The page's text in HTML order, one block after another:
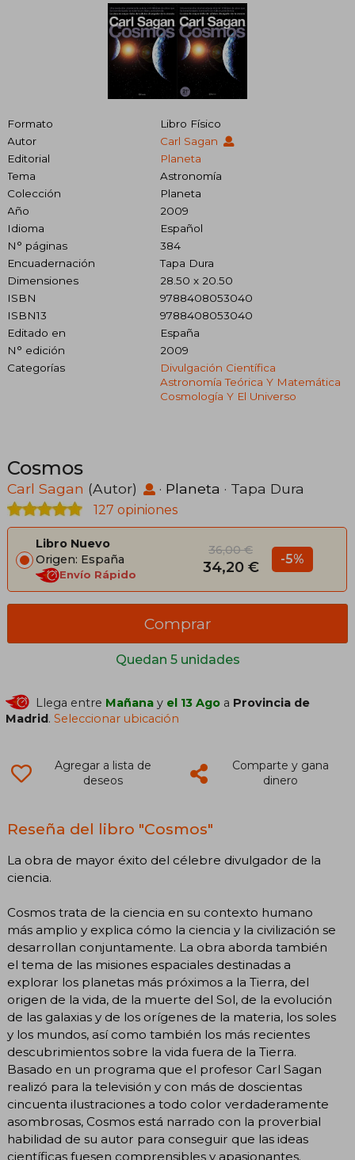
Formato
Libro Físico
Autor
Carl Sagan
Editorial
Planeta
Tema
Astronomía
Colección
Planeta
Año
2009
Idioma
Español
N° páginas
384
Encuadernación
Tapa Dura
Dimensiones
28.50 x 20.50
ISBN
9788408053040
ISBN13
9788408053040
Editado en
España
N° edición
2009
Categorías
Divulgación Científica
Astronomía Teórica Y Matemática
Cosmología Y El Universo
Cosmos
Carl Sagan (Autor) · Planeta · Tapa Dura
127 opiniones
Libro Nuevo
Origen: España
Envío Rápido
36,00 €
34,20 € -5%
Quedan 5 unidades
Comprar
Llega entre Mañana y el 13 Ago a Provincia de
Madrid.Seleccionar ubicación
Agregar a lista de
deseos
Comparte y gana
dinero
Reseña del libro "Cosmos"
La obra de mayor éxito del célebre divulgador de la
ciencia.
Cosmos trata de la ciencia en su contexto humano
más amplio y explica cómo la ciencia y la civilización se
desarrollan conjuntamente. La obra aborda también
el tema de las misiones espaciales destinadas a
explorar los planetas más próximos a la Tierra, del
origen de la vida, de la muerte del Sol, de la evolución
de las galaxias y de los orígenes de la materia, los soles
y los mundos, así como también los más recientes
descubrimientos sobre la vida fuera de la Tierra.
Basado en un programa que el profesor Carl Sagan
realizó para la televisión y con más de doscientas
cincuenta ilustraciones a todo color verdaderamente
asombrosas, Cosmos está narrado con la proverbial
habilidad de su autor para conseguir que las ideas
científicas fuesen comprensibles y apasionantes.